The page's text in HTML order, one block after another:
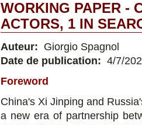
WORKING PAPER -
ACTORS, 1 IN
Auteur: Giorgio Spagnol
Date de publication: 4/7/
Foreword
China's Xi Jinping and
a new era of partnership